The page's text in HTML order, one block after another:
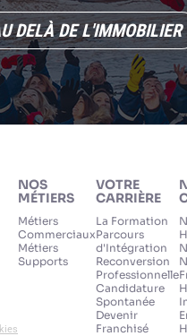
DELÀ DE L'IMMOBILIER
NOS
MÉTIERS
Métiers
Commerciaux
Métiers
Supports
VOTRE
CARRIÈRE
La Formation
Parcours
d'Intégration
Reconversion
Professionnelle
Candidature
Spontanée
Devenir
Franchisé